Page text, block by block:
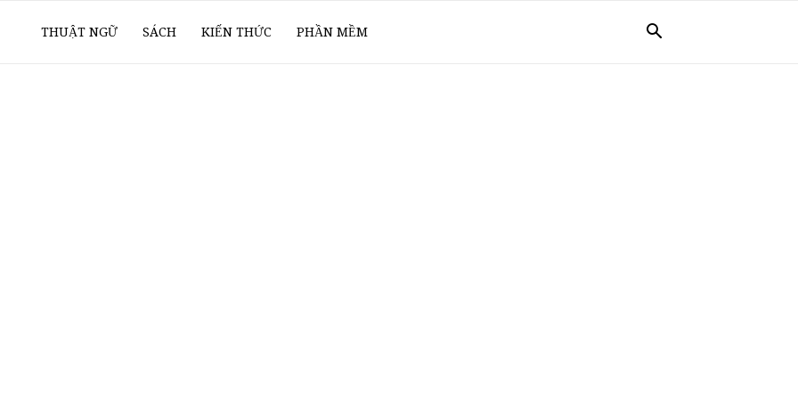
THUẬT NGỮ SÁCH KIẾN THỨC PHẦN MỀM